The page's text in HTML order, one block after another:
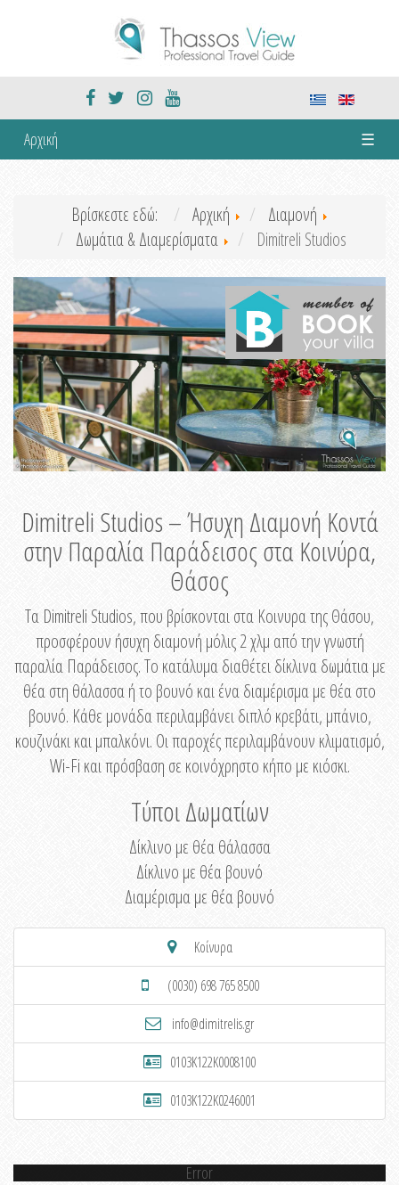
Αρχική ☰
Βρίσκεστε εδώ: Αρχική
Διαμονή
Δωμάτια & Διαμερίσματα
Dimitreli Studios
Dimitreli Studios – Ήσυχη Διαμονή Κοντά
στην Παραλία Παράδεισος στα Κοινύρα,
Θάσος
Τα Dimitreli Studios, που βρίσκονται στα Κοινυρα της Θάσου,
προσφέρουν ήσυχη διαμονή μόλις 2 χλμ από την γνωστή
παραλία Παράδεισος. Το κατάλυμα διαθέτει δίκλινα δωμάτια με
θέα στη θάλασσα ή το βουνό και ένα διαμέρισμα με θέα στο
βουνό. Κάθε μονάδα περιλαμβάνει διπλό κρεβάτι, μπάνιο,
κουζινάκι και μπαλκόνι. Οι παροχές περιλαμβάνουν κλιματισμό,
Wi-Fi και πρόσβαση σε κοινόχρηστο κήπο με κιόσκι.
Τύποι Δωματίων
Δίκλινο με θέα θάλασσα
Δίκλινο με θέα βουνό
Διαμέρισμα με θέα βουνό
Κοίνυρα
(0030) 698 765 8500
info@dimitrelis.gr
0103K122K0008100
0103K122K0246001
Error